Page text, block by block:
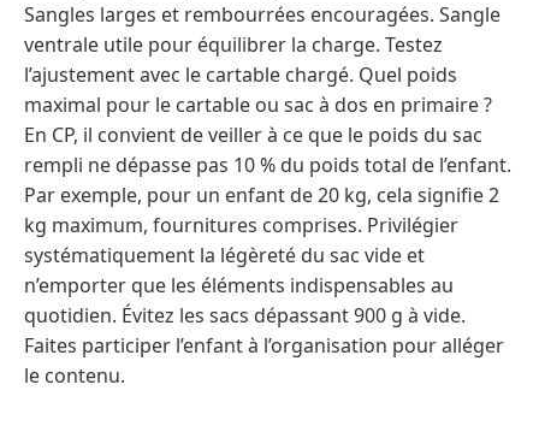
Sangles larges et rembourrées encouragées. Sangle
ventrale utile pour équilibrer la charge. Testez
l’ajustement avec le cartable chargé. Quel poids
maximal pour le cartable ou sac à dos en primaire ?
En CP, il convient de veiller à ce que le poids du sac
rempli ne dépasse pas 10 % du poids total de l’enfant.
Par exemple, pour un enfant de 20 kg, cela signifie 2
kg maximum, fournitures comprises. Privilégier
systématiquement la légèreté du sac vide et
n’emporter que les éléments indispensables au
quotidien. Évitez les sacs dépassant 900 g à vide.
Faites participer l’enfant à l’organisation pour alléger
le contenu.